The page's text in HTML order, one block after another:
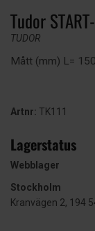
Tudor
TUDOR
Mått (mm) L=
Artnr: TK111
Lagerstatus
Webblager
Stockholm
Kranvägen 2, 194